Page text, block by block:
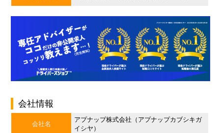
会社情報
会社名
アプナップ株式会社（アプナップカブシキガ
イシヤ）